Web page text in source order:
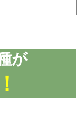
が